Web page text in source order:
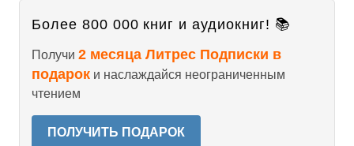
Более 800 000 книг и аудиокниг! 📚
Получи 2 месяца Литрес Подписки в
подарок и наслаждайся неограниченным
чтением
ПОЛУЧИТЬ ПОДАРОК